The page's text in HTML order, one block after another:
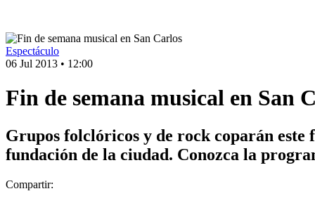
Espectáculo
06 Jul 2013 • 12:00
Fin de semana musical en San
Grupos folclóricos y de rock coparán este
fundación de la ciudad. Conozca la
Compartir: